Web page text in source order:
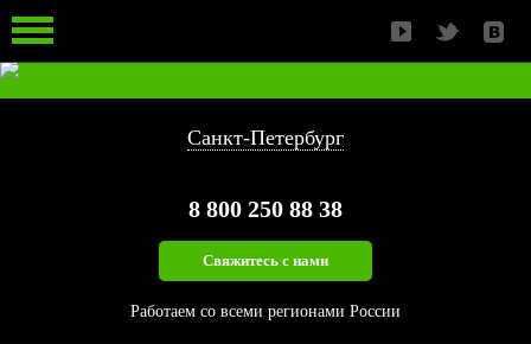
ИЗМЕЛЬЧЕНИЕ БИОМАССЫ
Санкт-Петербург
8 800 250 88 38
Свяжитесь с нами
Работаем со всеми регионами России